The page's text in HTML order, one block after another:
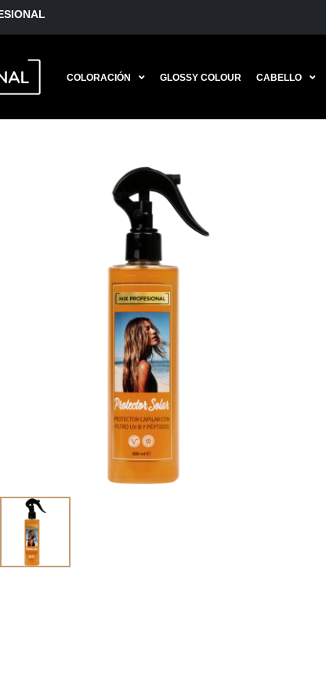
COLORACIÓN GLOSSY COLOUR CABELLO